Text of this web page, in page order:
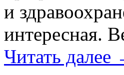
и
интересная.
Читать далее